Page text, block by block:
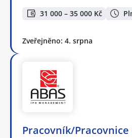
31 000 – 35 000 Kč
Zveřejněno: 4. srpna
Pracovník/